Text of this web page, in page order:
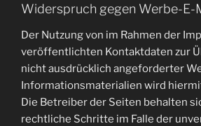
Widerspruch gegen Werbe-E-
Der Nutzung von im Rahmen der
veröffentlichten Kontaktdaten zur
nicht ausdrücklich angeforderter
Informationsmaterialien wird
Die Betreiber der Seiten behalten
rechtliche Schritte im Falle der